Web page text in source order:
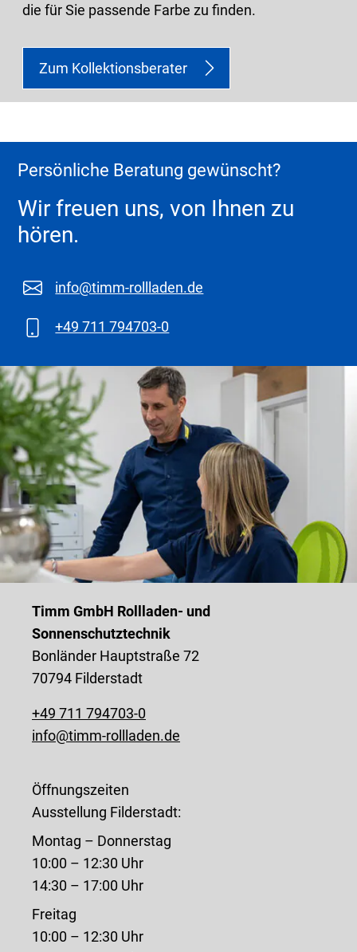
die für Sie passende Farbe zu finden.
Zum Kollektionsberater
Persönliche Beratung gewünscht?
Wir freuen uns, von Ihnen zu
hören.
info@timm-rollladen.de
+49 711 794703-0
Timm GmbH Rollladen- und
Sonnenschutztechnik
Bonländer Hauptstraße 72
70794 Filderstadt
+49 711 794703-0
info@timm-rollladen.de
Öffnungszeiten
Ausstellung Filderstadt:
Montag – Donnerstag
10:00 – 12:30 Uhr
14:30 – 17:00 Uhr
Freitag
10:00 – 12:30 Uhr